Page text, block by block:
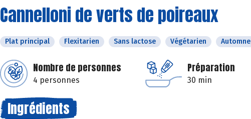
Cannelloni de verts de poireaux
Plat principal Flexitarien Sans lactose Végétarien Automne
Nombre de personnes
4 personnes
Préparation
30 min
Ingrédients